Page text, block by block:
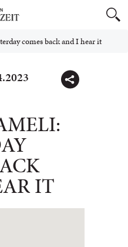
comes back and I hear it
IT